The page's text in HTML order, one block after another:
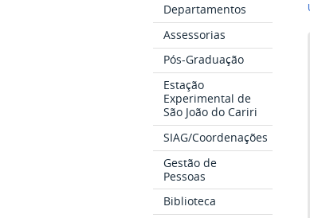
Departamentos
Assessorias
Pós-Graduação
Estação
Experimental de
São João do Cariri
SIAG/Coordenações
Gestão de
Pessoas
Biblioteca